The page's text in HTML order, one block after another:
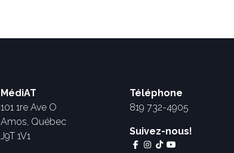
MédiAT
101 1re Ave O
Amos, Québec
J9T 1V1
Téléphone
819 732-4905
Suivez-nous!